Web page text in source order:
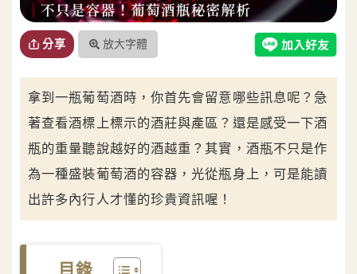
分享 放大字體
拿到一瓶葡萄酒時，你首先會留意哪些訊息呢？急
著查看酒標上標示的酒莊與產區？還是感受一下酒
瓶的重量聽說越好的酒越重？其實，酒瓶不只是作
為一種盛裝葡萄酒的容器，光從瓶身上，可是能讀
出許多內行人才懂的珍貴資訊喔！
目錄